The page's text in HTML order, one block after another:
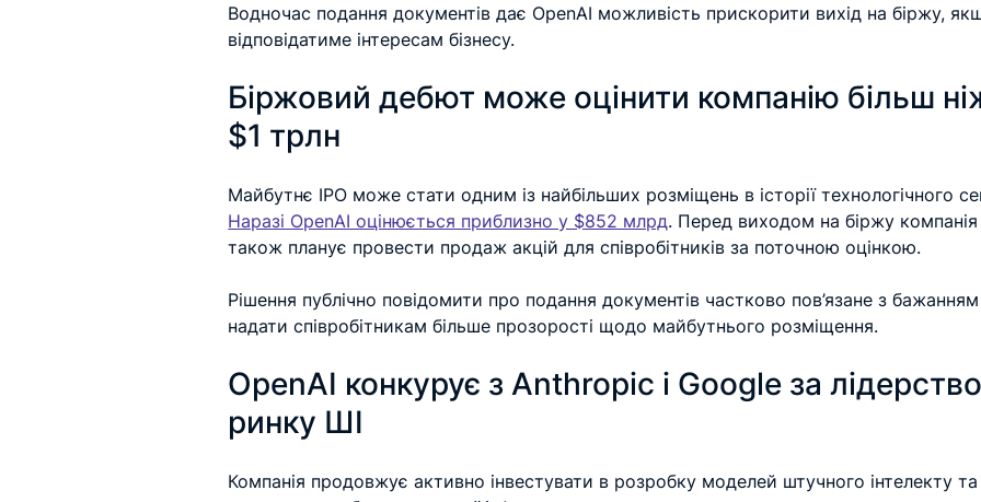
Водночас подання документів дає OpenAI можливість прискорити вихід на біржу,
відповідатиме інтересам бізнесу.
Біржовий дебют може оцінити компанію більш
$1 трлн
Майбутнє IPO може стати одним із найбільших розміщень в історії технологічного
Наразі OpenAI оцінюється приблизно у $852 млрд. Перед виходом на біржу
також планує провести продаж акцій для співробітників за поточною оцінкою.
Рішення публічно повідомити про подання документів частково пов’язане з
надати співробітникам більше прозорості щодо майбутнього розміщення.
OpenAI конкурує з Anthropic і Google за
ринку ШІ
Компанія продовжує активно інвестувати в розробку моделей штучного інтелекту